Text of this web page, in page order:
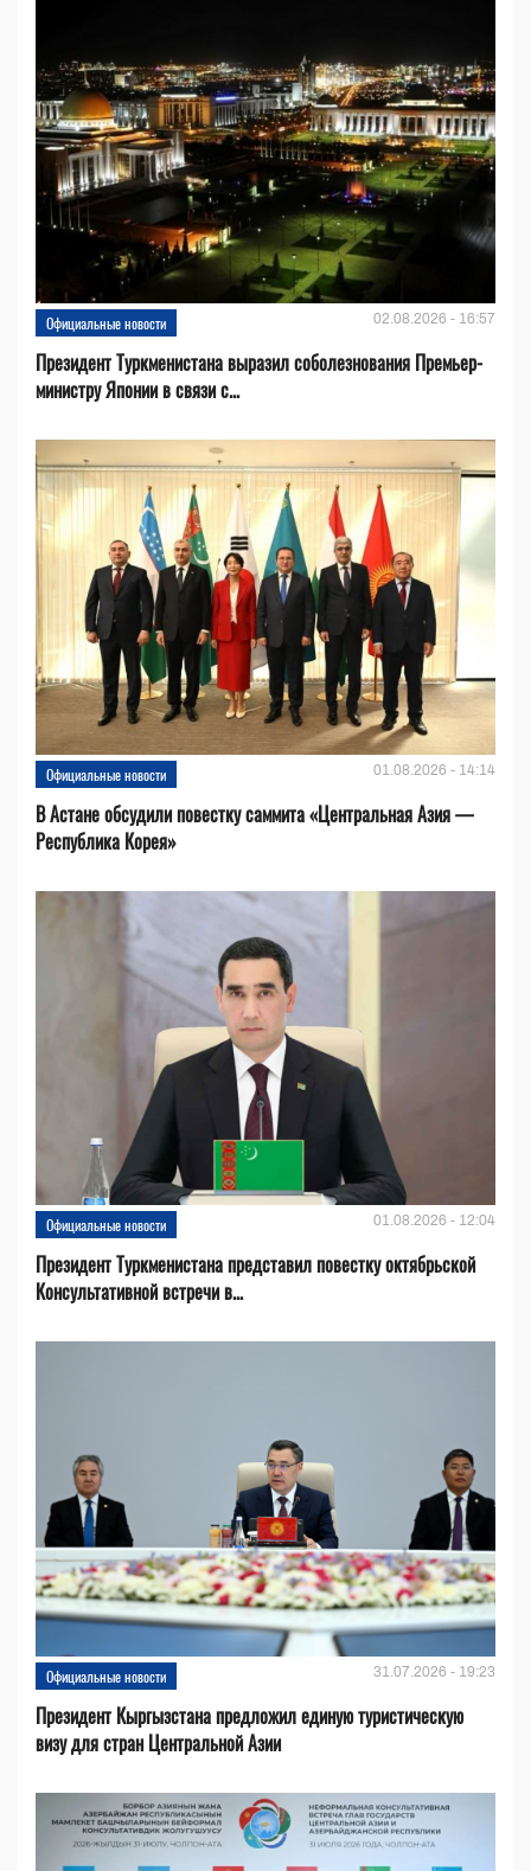
Официальные новости 02.08.2026 - 16:57
Президент Туркменистана выразил соболезнования Премьер-
министру Японии в связи с...
Официальные новости 01.08.2026 - 14:14
В Астане обсудили повестку саммита «Центральная Азия —
Республика Корея»
Официальные новости 01.08.2026 - 12:04
Президент Туркменистана представил повестку октябрьской
Консультативной встречи в...
Официальные новости 31.07.2026 - 19:23
Президент Кыргызстана предложил единую туристическую
визу для стран Центральной Азии